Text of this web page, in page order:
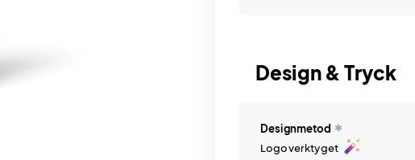
Design & Tryck
Designmetod
Logoverktyget auto_fix_high